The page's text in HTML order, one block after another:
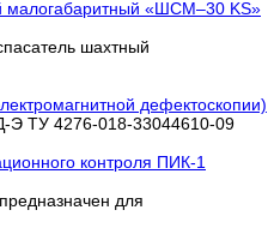
шахтный
дефектоскопии)
Э ТУ 4276-018-33044610-09
для